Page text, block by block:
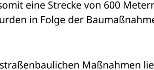
eine Strecke von 600
in Folge der
Maßnahmen